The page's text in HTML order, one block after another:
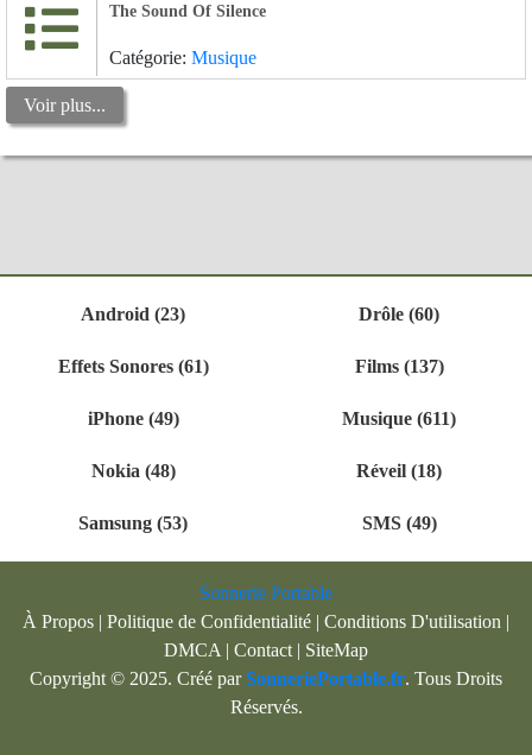
The Sound Of Silence
Catégorie: Musique
Voir plus...
Android (23) Drôle (60)
Effets Sonores (61) Films (137)
iPhone (49) Musique (611)
Nokia (48) Réveil (18)
Samsung (53) SMS (49)
Sonnerie Portable
À Propos | Politique de Confidentialité | Conditions D'utilisation |
DMCA | Contact | SiteMap
Copyright © 2025. Créé parSonneriePortable.fr. Tous Droits
Réservés.